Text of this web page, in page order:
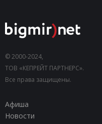
© 2000-2024,
ТОВ «КЕПРЕЙТ ПАРТНЕРС».
Все права защищены.
Афиша
Новости